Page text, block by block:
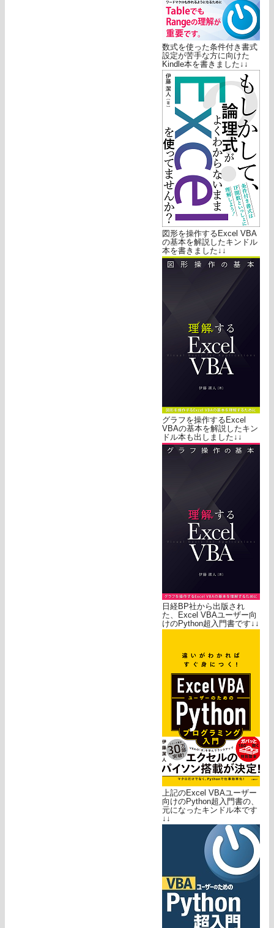
数式を使った条件付き書式
設定が苦手な方に向けた
Kindle本を書きました↓↓
図形を操作するExcel VBA
の基本を解説したキンドル
本を書きました↓↓
グラフを操作するExcel
VBAの基本を解説したキン
ドル本も出しました↓↓
日経BP社から出版され
た、Excel VBAユーザー向
けのPython超入門書です↓↓
上記のExcel VBAユーザー
向けのPython超入門書の、
元になったキンドル本です
↓↓